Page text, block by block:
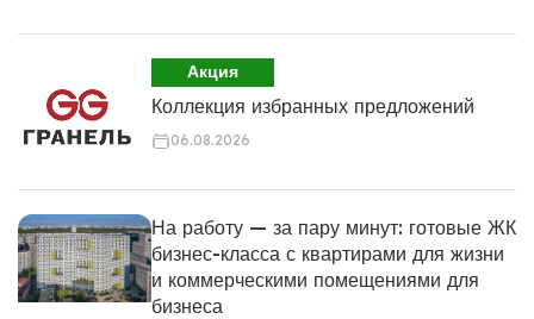
Акция
Коллекция избранных предложений
06.08.2026
На работу — за пару минут: готовые ЖК
бизнес-класса с квартирами для жизни
и коммерческими помещениями для
бизнеса